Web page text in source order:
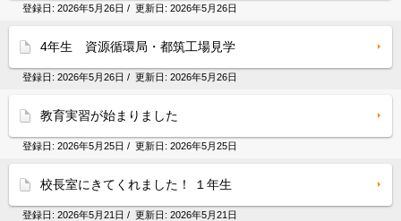
登録日: 2026年5月26日 / 更新日: 2026年5月26日
4年生 資源循環局・都筑工場見学
登録日: 2026年5月26日 / 更新日: 2026年5月26日
教育実習が始まりました
登録日: 2026年5月25日 / 更新日: 2026年5月25日
校長室にきてくれました！ １年生
登録日: 2026年5月21日 / 更新日: 2026年5月21日